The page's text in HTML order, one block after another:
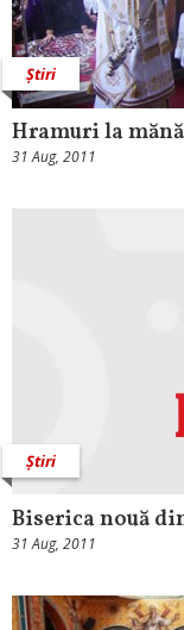
Știri
Hramuri la
31 Aug, 2011
Știri
Biserica nouă
31 Aug, 2011